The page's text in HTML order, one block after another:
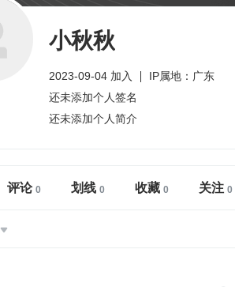
小秋秋
2023-09-04 加入
IP属地：广东
还未添加个人签名
还未添加个人简介
评论 划线 收藏 关注
